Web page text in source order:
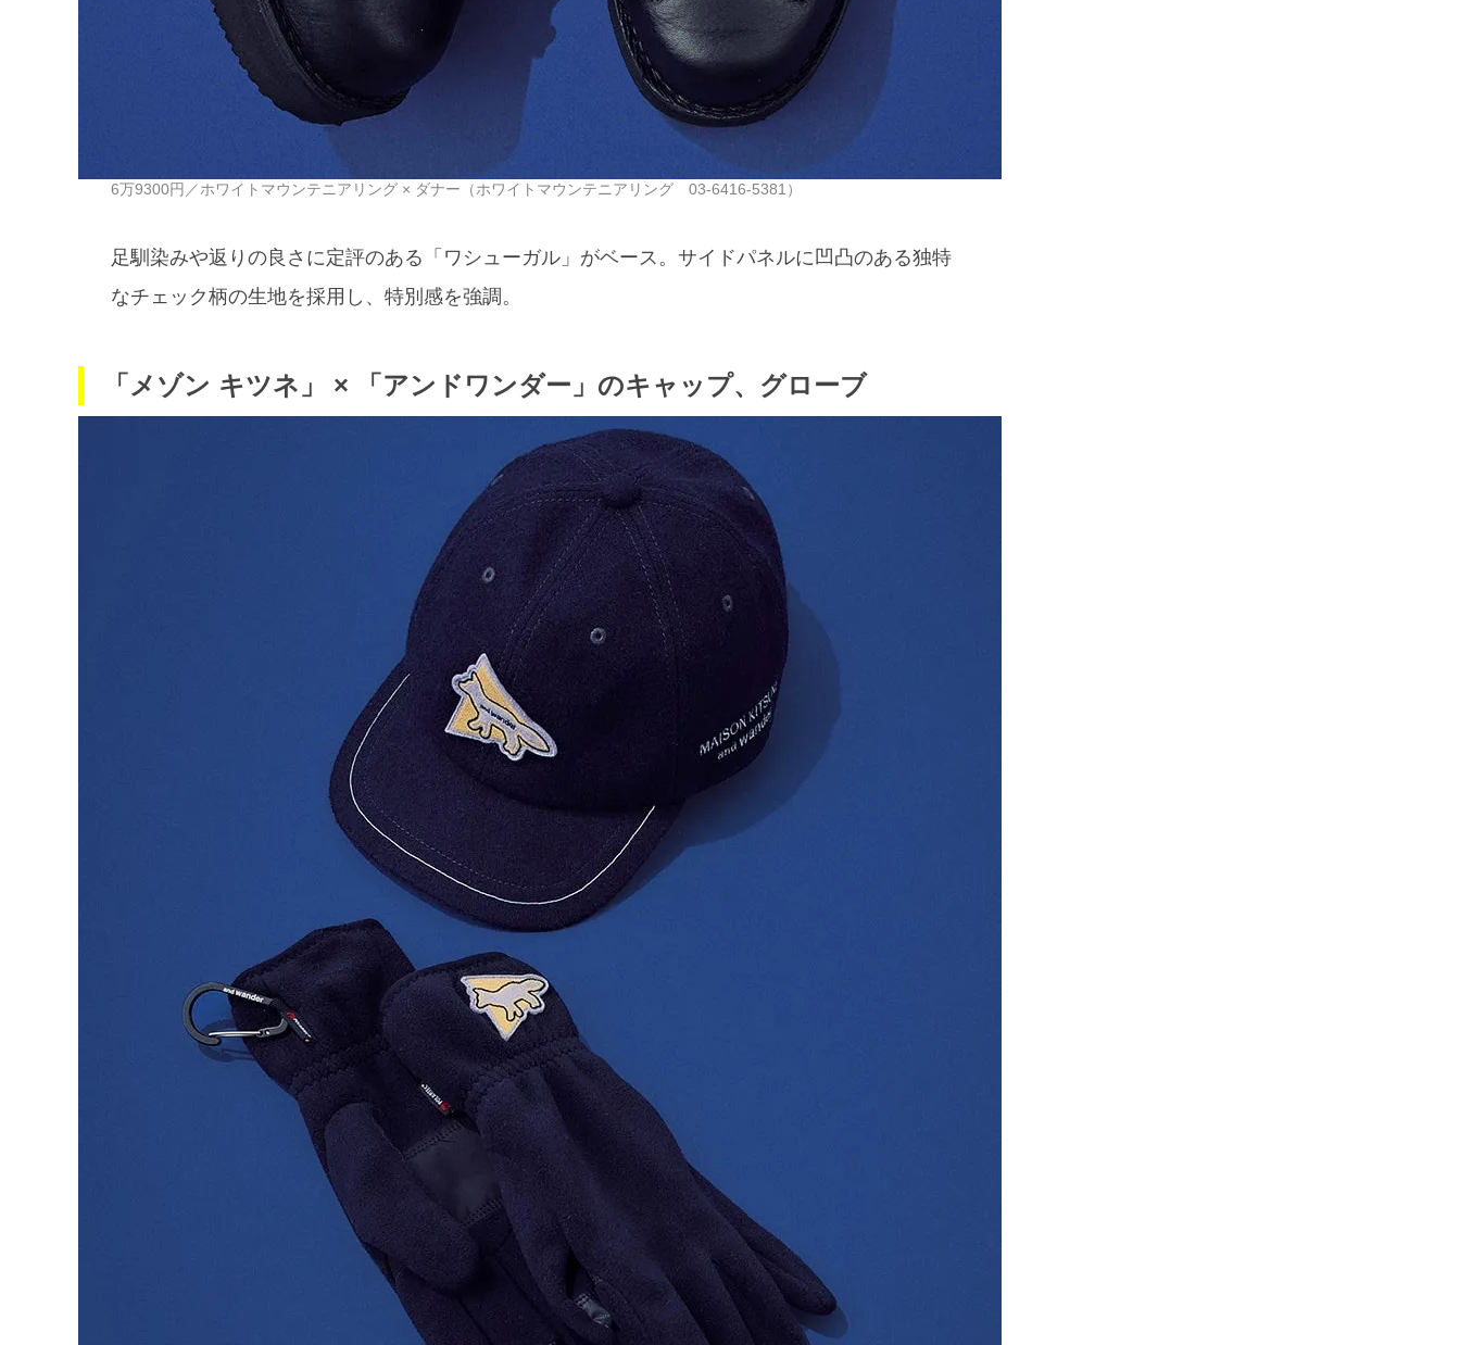
6万9300円／ホワイトマウンテニアリング × ダナー（ホワイトマウンテニアリング 03-6416-5381）
足馴染みや返りの良さに定評のある「ワシューガル」がベース。サイドパネルに凹凸のある独特
なチェック柄の生地を採用し、特別感を強調。
「メゾン キツネ」 × 「アンドワンダー」のキャップ、グローブ